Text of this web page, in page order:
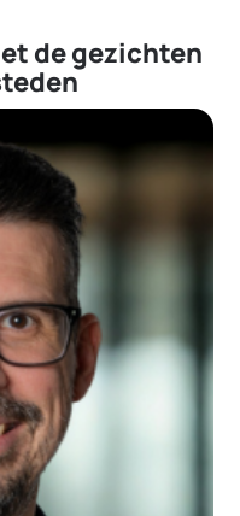
de gezichten